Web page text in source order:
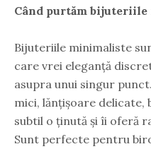
Când purtăm
Bijuteriile minimaliste
care vrei eleganță
asupra unui singur
mici, lănțișoare delicate,
subtil o ținută și îi oferă
Sunt perfecte pentru